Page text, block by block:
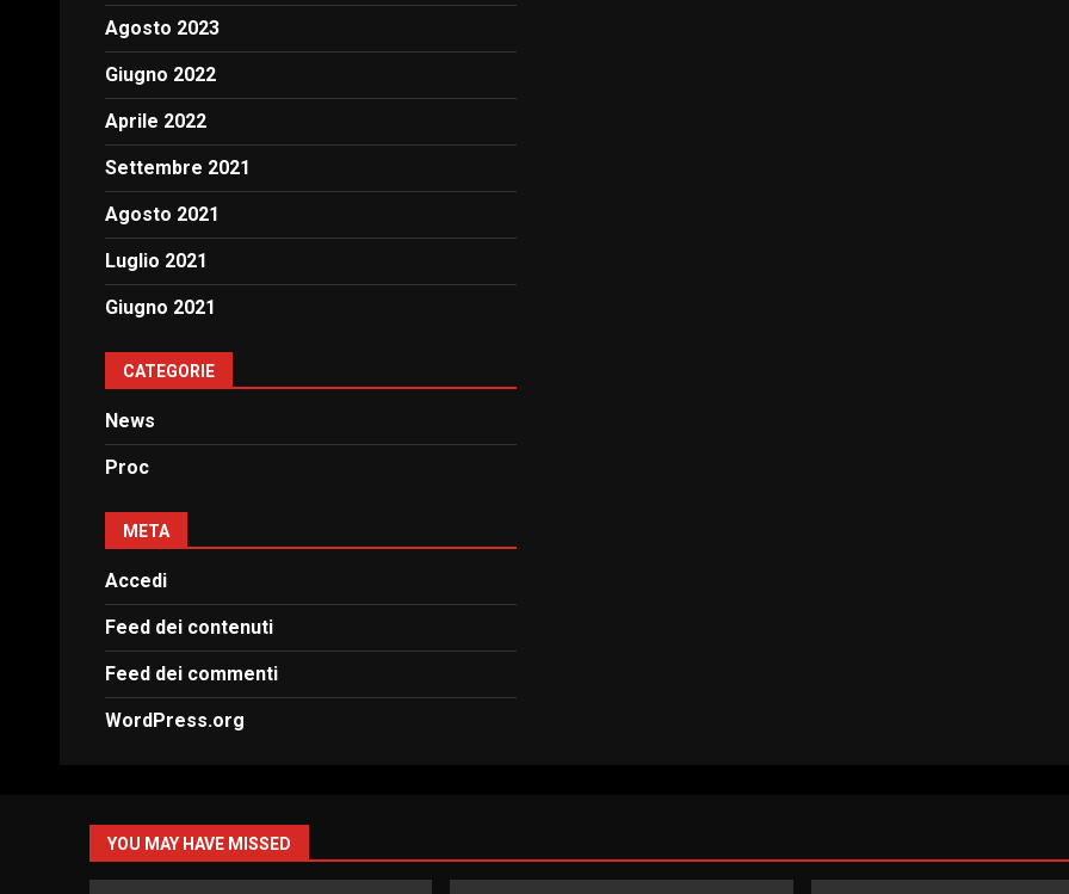
Agosto 2023
Giugno 2022
Aprile 2022
Settembre 2021
Agosto 2021
Luglio 2021
Giugno 2021
CATEGORIE
News
Proc
META
Accedi
Feed dei contenuti
Feed dei commenti
WordPress.org
YOU MAY HAVE MISSED